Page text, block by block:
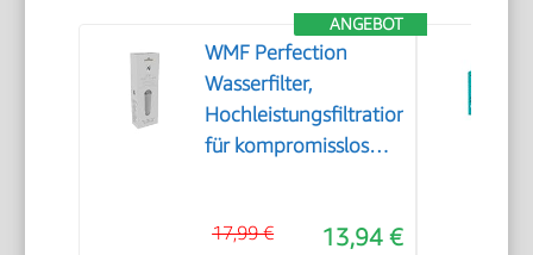
ANGEBOT
WMF Perfection
Wasserfilter,
Hochleistungsfiltration
für kompromisslos
Geschmack,
13,94 €
17,99 €